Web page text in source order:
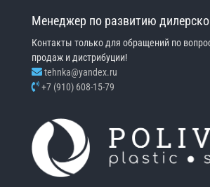
Менеджер по развитию
Контакты только для обращений по
продаж и дистрибуции!
tehnka@yandex.ru
+7 (910) 608-15-79